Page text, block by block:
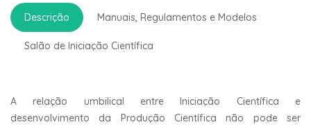
Descrição Manuais, Regulamentos e Modelos
Salão de Iniciação Científica
A relação umbilical entre Iniciação Científica e
desenvolvimento da Produção Científica não pode ser